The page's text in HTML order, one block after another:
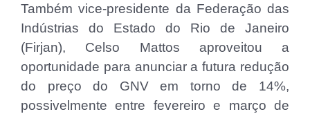
Também vice-presidente da Federação das
Indústrias do Estado do Rio de Janeiro
(Firjan), Celso Mattos aproveitou a
oportunidade para anunciar a futura redução
do preço do GNV em torno de 14%,
possivelmente entre fevereiro e março de